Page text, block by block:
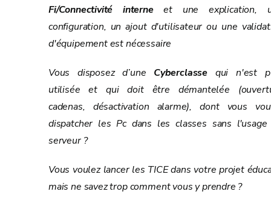
Fi/Connectivité interneet une explication,
configuration, un ajout d'utilisateur ou une
d'équipement est nécessaire
Vous disposez d’une Cyberclasse qui n'est
utilisée et qui doit être démantelée
cadenas, désactivation alarme), dont vous
dispatcher les Pc dans les classes sans l'usage
serveur ?
Vous voulez lancer les TICE dans votre projet
mais ne savez trop comment vous y prendre ?